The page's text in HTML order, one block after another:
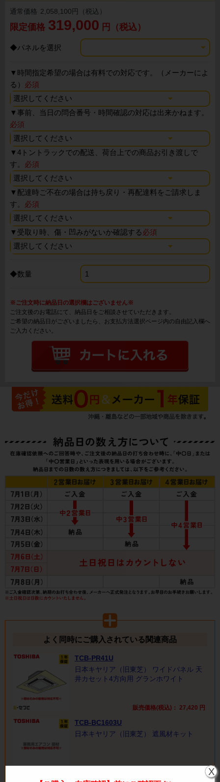
通常価格 2,058,100円（税込）
限定価格 319,000 円（税込）
◆パネルを選択
▼ 時間指定希望の場合は有料での対応です。（メーカーによ
る） 必須
▼事前、当日の問合番号・時間確認の対応は出来かねます。
必須
▼4トントラックでの配送、荷台上での商品お引き渡しで
す。 必須
▼ 配達時ご不在の場合は持ち戻り・再配達料をご請求しま
す。 必須
▼ 受取り時、傷・凹みがないか確認する必須
◆数量
※ご注文時に納品日の選択欄はございません※
ご注文後のお電話にて、納品日をご相談させていただきます。
ご希望の納品日がございましたら、お支払方法選択ページ内の自由記入欄へ
ご入力ください。
よく同時にご購入されている関連商品
TCB-PR41U
日本キヤリア（旧東芝） ワイドパネル 天
井カセット4方向用 グランホワイト
販売価格(税込)： 27,420 円
TCB-BC1603U
日本キヤリア（旧東芝） 遮風材キット
円 X